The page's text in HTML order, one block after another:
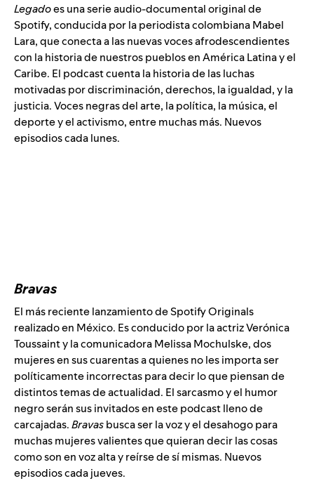
Legadoes una serie audio-documental original de
Spotify, conducida por la periodista colombiana Mabel
Lara, que conecta a las nuevas voces afrodescendientes
con la historia de nuestros pueblos en América Latina y el
Caribe. El podcast cuenta la historia de las luchas
motivadas por discriminación, derechos, la igualdad, y la
justicia. Voces negras del arte, la política, la música, el
deporte y el activismo, entre muchas más. Nuevos
episodios cada lunes.
Bravas
El más reciente lanzamiento de Spotify Originals
realizado en México. Es conducido por la actriz Verónica
Toussaint y la comunicadora Melissa Mochulske, dos
mujeres en sus cuarentas a quienes no les importa ser
políticamente incorrectas para decir lo que piensan de
distintos temas de actualidad. El sarcasmo y el humor
negro serán sus invitados en este podcast lleno de
carcajadas.Bravasbusca ser la voz y el desahogo para
muchas mujeres valientes que quieran decir las cosas
como son en voz alta y reírse de sí mismas. Nuevos
episodios cada jueves.